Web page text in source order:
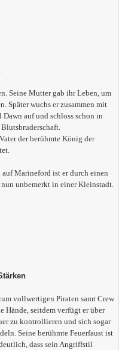
Seine Mutter gab ihr Leben, um
Später wuchs er zusammen mit
auf und schloss schon in
der berühmte König der
auf Marineford ist er durch einen
unbemerkt in einer Kleinstadt.
vollwertigen Piraten samt Crew
seitdem verfügt er über
zu kontrollieren und sich sogar
Seine berühmte Feuerfaust ist
dass sein Angriffstil